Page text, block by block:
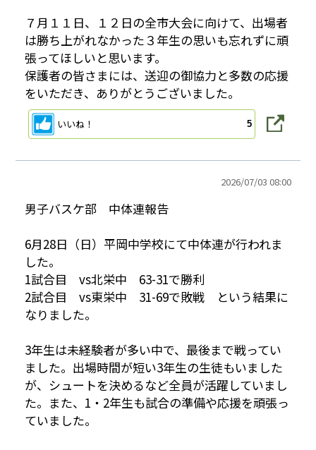
７月１１日、１２日の全市大会に向けて、出場者
は勝ち上がれなかった３年生の思いも忘れずに頑
張ってほしいと思います。
保護者の皆さまには、送迎の御協力と多数の応援
をいただき、ありがとうございました。
いいね！ 5
2026/07/03 08:00
男子バスケ部 中体連報告
6月28日（日）平岡中学校にて中体連が行われま
した。
1試合目 vs北栄中 63-31で勝利
2試合目 vs東栄中 31-69で敗戦 という結果に
なりました。
3年生は未経験者が多い中で、最後まで戦ってい
ました。出場時間が短い3年生の生徒もいました
が、シュートを決めるなど全員が活躍していまし
た。また、1・2年生も試合の準備や応援を頑張っ
ていました。